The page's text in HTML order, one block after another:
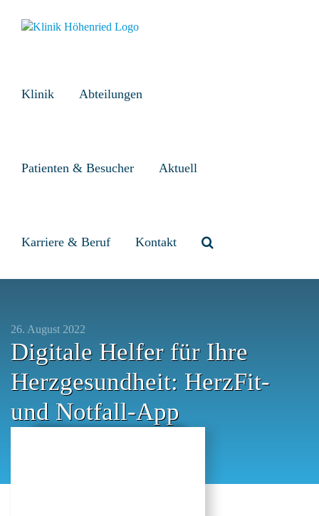
Inhalt
Klinik Abteilungen
Patienten & Besucher Aktuell
Karriere & Beruf Kontakt
26. August 2022
Digitale Helfer für Ihre
Herzgesundheit: HerzFit-
und Notfall-App